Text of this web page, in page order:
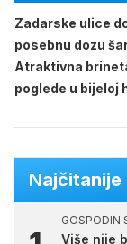
Zadarske ulice
posebnu dozu
Atraktivna
poglede u bijeloj
Najčitanije
GOSPODIN
Više nije